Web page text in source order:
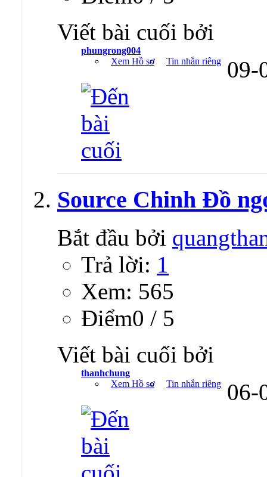
Viết bài cuối bởi
phungrong004
Xem Hồ sơ
Tin nhắn riêng 09-
Source Chinh Đồ
Bắt đầu bởi
Trả lời: 1
Xem: 565
Ðiểm0 / 5
Viết bài cuối bởi
thanhchung
Xem Hồ sơ
Tin nhắn riêng 06-